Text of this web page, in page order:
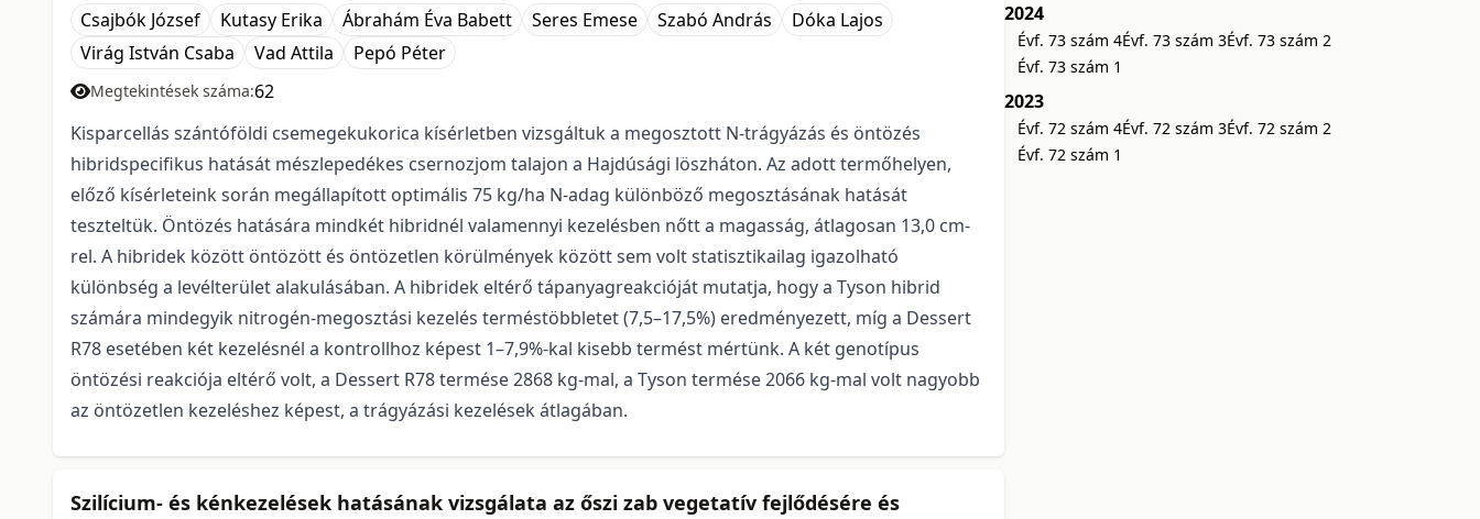
Csajbók József Kutasy Erika Ábrahám Éva Babett Seres Emese Szabó András
Dóka Lajos
Virág István Csaba
Vad Attila Pepó Péter
Megtekintések száma:62
Kisparcellás szántóföldi csemegekukorica kísérletben vizsgáltuk a megosztott N-trágyázás és öntözés
hibridspecifikus hatását mészlepedékes csernozjom talajon a Hajdúsági löszháton. Az adott termőhelyen,
előző kísérleteink során megállapított optimális 75 kg/ha N-adag különböző megosztásának hatását
teszteltük. Öntözés hatására mindkét hibridnél valamennyi kezelésben nőtt a magasság, átlagosan 13,0 cm-
rel. A hibridek között öntözött és öntözetlen körülmények között sem volt statisztikailag igazolható
különbség a levélterület alakulásában. A hibridek eltérő tápanyagreakcióját mutatja, hogy a Tyson hibrid
számára mindegyik nitrogén-megosztási kezelés terméstöbbletet (7,5–17,5%) eredményezett, míg a Dessert
R78 esetében két kezelésnél a kontrollhoz képest 1–7,9%-kal kisebb termést mértünk. A két genotípus
öntözési reakciója eltérő volt, a Dessert R78 termése 2868 kg-mal, a Tyson termése 2066 kg-mal volt nagyobb
az öntözetlen kezeléshez képest, a trágyázási kezelések átlagában.
Szilícium- és kénkezelések hatásának vizsgálata az őszi zab vegetatív fejlődésére és
2024
Évf. 73 szám 4Évf. 73 szám 3Évf. 73 szám 2
Évf. 73 szám 1
2023
Évf. 72 szám 4Évf. 72 szám 3Évf. 72 szám 2
Évf. 72 szám 1